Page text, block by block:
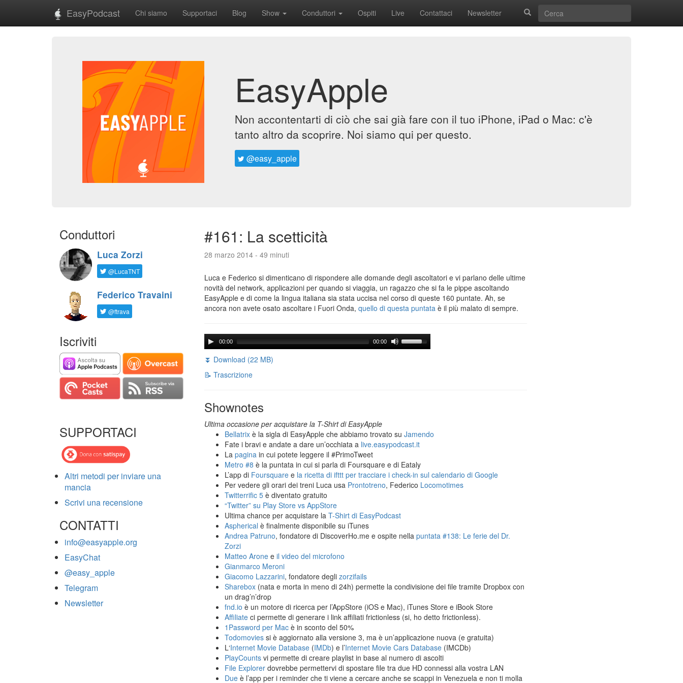
EasyPodcast Chi siamo Supportaci Blog Show Conduttori Ospiti Live Contattaci Newsletter
EasyApple
Non accontentarti di ciò che sai già fare con il tuo iPhone, iPad o Mac: c'è
tanto altro da scoprire. Noi siamo qui per questo.
@easy_apple
Conduttori
Luca Zorzi
@LucaTNT
Federico Travaini
@ftrava
Iscriviti
SUPPORTACI
Altri metodi per inviare una
mancia
Scrivi una recensione
CONTATTI
info@easyapple.org
EasyChat
@easy_apple
Telegram
Newsletter
#161: La scetticità
28 marzo 2014 - 49 minuti
Luca e Federico si dimenticano di rispondere alle domande degli ascoltatori e vi parlano delle ultime
novità del network, applicazioni per quando si viaggia, un ragazzo che si fa le pippe ascoltando
EasyApple e di come la lingua italiana sia stata uccisa nel corso di queste 160 puntate. Ah, se
ancora non avete osato ascoltare i Fuori Onda, quello di questa puntata è il più malato di sempre.
00:00 00:00
⏬ Download (22 MB)
📝 Trascrizione
Shownotes
Ultima occasione per acquistare la T-Shirt di EasyApple
Bellatrix è la sigla di EasyApple che abbiamo trovato su Jamendo
Fate i bravi e andate a dare un’occhiata a live.easypodcast.it
La pagina in cui potete leggere il #PrimoTweet
Metro #8 è la puntata in cui si parla di Foursquare e di Eataly
L’app di Foursquare e la ricetta di ifttt per tracciare i check-in sul calendario di Google
Per vedere gli orari dei treni Luca usa Prontotreno, Federico Locomotimes
Twitterrific 5 è diventato gratuito
“Twitter” su Play Store vs AppStore
Ultima chance per acquistare la T-Shirt di EasyPodcast
Aspherical è finalmente disponibile su iTunes
Andrea Patruno, fondatore di DiscoverHo.me e ospite nella puntata #138: Le ferie del Dr.
Zorzi
Matteo Arone e il video del microfono
Gianmarco Meroni
Giacomo Lazzarini, fondatore degli zorzifails
Sharebox (nata e morta in meno di 24h) permette la condivisione dei file tramite Dropbox con
un drag’n’drop
fnd.io è un motore di ricerca per l’AppStore (iOS e Mac), iTunes Store e iBook Store
Affiliate ci permette di generare i link affiliati frictionless (si, ho detto frictionless).
1Password per Mac è in sconto del 50%
Todomovies si è aggiornato alla versione 3, ma è un’applicazione nuova (e gratuita)
L‘Internet Movie Database (IMDb) e l’Internet Movie Cars Database (IMCDb)
PlayCounts vi permette di creare playlist in base al numero di ascolti
File Explorer dovrebbe permettervi di spostare file tra due HD connessi alla vostra LAN
Due è l’app per i reminder che ti viene a cercare anche se scappi in Venezuela e non ti molla